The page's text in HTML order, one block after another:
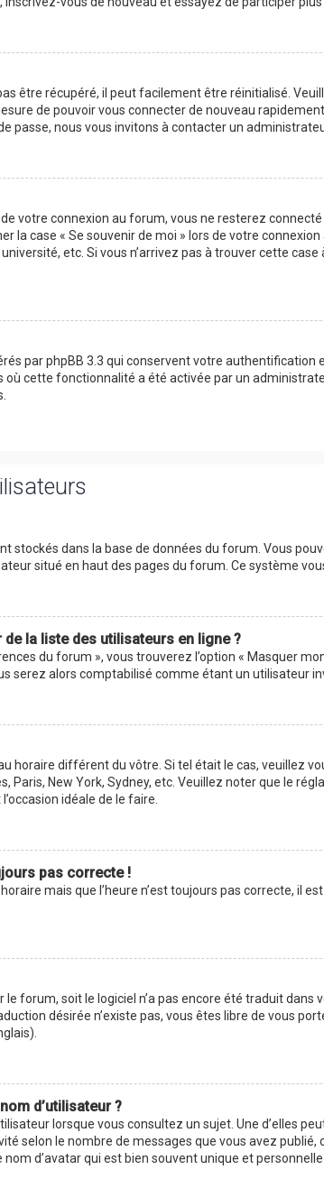
être récupéré, il peut facilement être réinitialisé.
de pouvoir vous connecter de nouveau rapidement.
passe, nous vous invitons à contacter un
votre connexion au forum, vous ne resterez
la case « Se souvenir de moi » lors de votre
etc. Si vous n’arrivez pas à trouver cette
par phpBB 3.3 qui conservent votre
où cette fonctionnalité a été activée par un
stockés dans la base de données du forum. Vous
situé en haut des pages du forum. Ce système
la liste des utilisateurs en ligne ?
du forum », vous trouverez l’option « Masquer
serez alors comptabilisé comme étant un utilisateur
horaire différent du vôtre. Si tel était le cas, veuillez
New York, Sydney, etc. Veuillez noter que le
idéale de le faire.
pas correcte !
mais que l’heure n’est toujours pas correcte, il
forum, soit le logiciel n’a pas encore été traduit
désirée n’existe pas, vous êtes libre de vous
d’utilisateur ?
lorsque vous consultez un sujet. Une d’elles
selon le nombre de messages que vous avez
d’avatar qui est bien souvent unique et